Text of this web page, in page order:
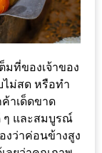
มที่ของเจ้าของ
ไม่สด หรือทำ
าเด็ดขาด
ๆ และสมบูรณ์
งว่าค่อนข้างสูง